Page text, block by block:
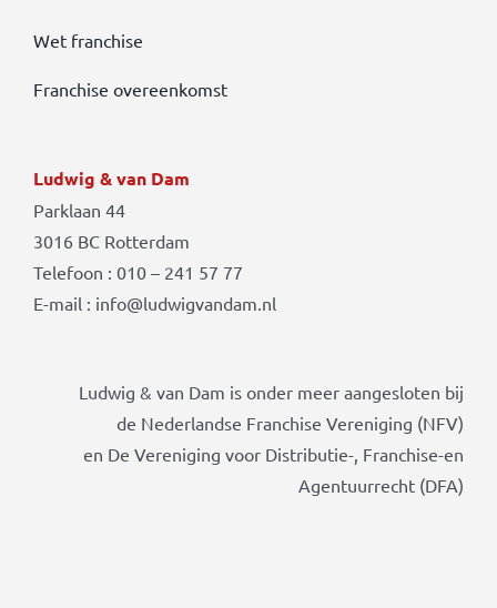
Wet franchise
Franchise overeenkomst
Ludwig & van Dam
Parklaan 44
3016 BC Rotterdam
Telefoon : 010 – 241 57 77
E-mail : info@ludwigvandam.nl
Ludwig & van Dam is onder meer aangesloten bij
de Nederlandse Franchise Vereniging (NFV)
en De Vereniging voor Distributie-, Franchise-en
Agentuurrecht (DFA)